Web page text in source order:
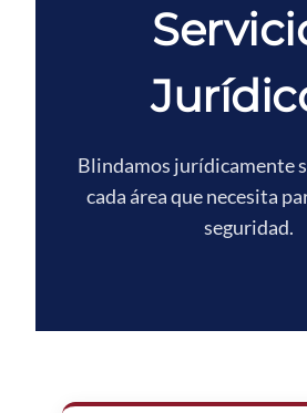
Blindamos jurídicamente
cada área que necesita
seguridad.